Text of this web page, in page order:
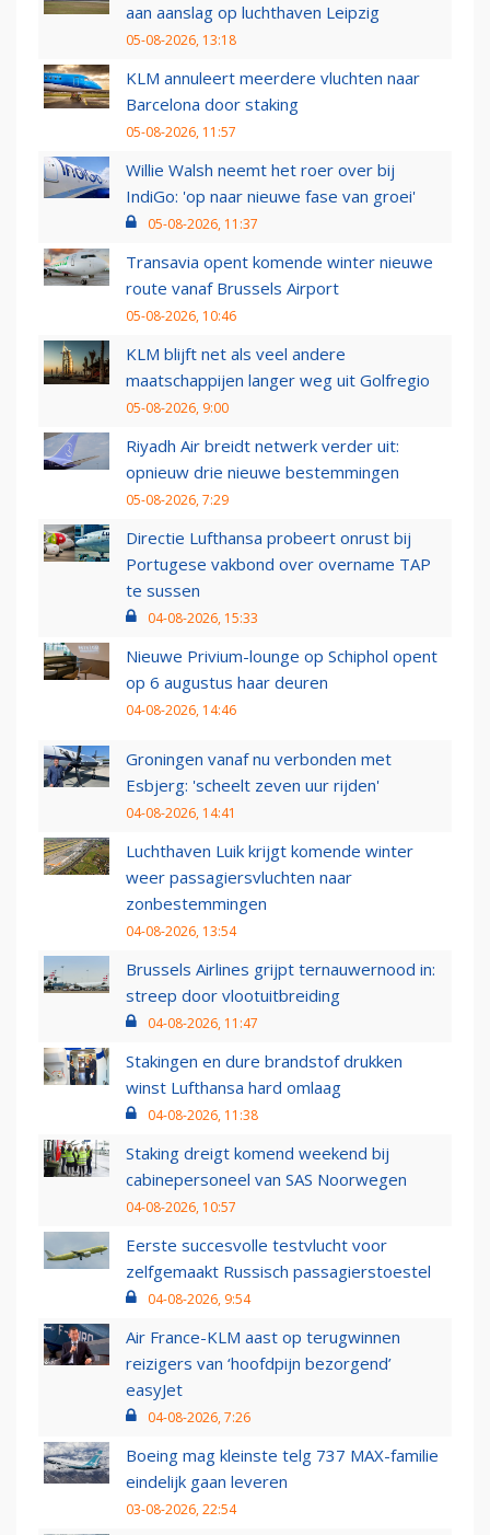
aan aanslag op luchthaven Leipzig
05-08-2026, 13:18
KLM annuleert meerdere vluchten naar
Barcelona door staking
05-08-2026, 11:57
Willie Walsh neemt het roer over bij
IndiGo: 'op naar nieuwe fase van groei'
05-08-2026, 11:37
Transavia opent komende winter nieuwe
route vanaf Brussels Airport
05-08-2026, 10:46
KLM blijft net als veel andere
maatschappijen langer weg uit Golfregio
05-08-2026, 9:00
Riyadh Air breidt netwerk verder uit:
opnieuw drie nieuwe bestemmingen
05-08-2026, 7:29
Directie Lufthansa probeert onrust bij
Portugese vakbond over overname TAP
te sussen
04-08-2026, 15:33
Nieuwe Privium-lounge op Schiphol opent
op 6 augustus haar deuren
04-08-2026, 14:46
Groningen vanaf nu verbonden met
Esbjerg: 'scheelt zeven uur rijden'
04-08-2026, 14:41
Luchthaven Luik krijgt komende winter
weer passagiersvluchten naar
zonbestemmingen
04-08-2026, 13:54
Brussels Airlines grijpt ternauwernood in:
streep door vlootuitbreiding
04-08-2026, 11:47
Stakingen en dure brandstof drukken
winst Lufthansa hard omlaag
04-08-2026, 11:38
Staking dreigt komend weekend bij
cabinepersoneel van SAS Noorwegen
04-08-2026, 10:57
Eerste succesvolle testvlucht voor
zelfgemaakt Russisch passagierstoestel
04-08-2026, 9:54
Air France-KLM aast op terugwinnen
reizigers van ‘hoofdpijn bezorgend’
easyJet
04-08-2026, 7:26
Boeing mag kleinste telg 737 MAX-familie
eindelijk gaan leveren
03-08-2026, 22:54